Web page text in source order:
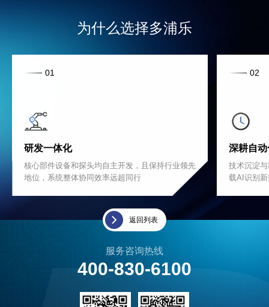
为什么选择多浦乐
01
研发一体化
核心部件设备和探头均自主开发，且保持行业领先
地位，系统整体协同效率远超同行
02
深耕自
技术沉淀
载AI识别
返回列表
服务咨询热线
400-830-6100